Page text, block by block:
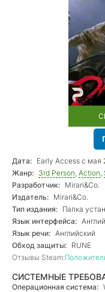
Дата: Early Access с мая
Жанр: 3rd Person, Action,
Разработчик: Mirari&Co.
Издатель: Mirari&Co.
Тип издания: Папка
Язык интерфейса:
Язык речи: Английский
Обход защиты: RUNE
Отзывы Steam:
СИСТЕМНЫЕ
Операционная система: